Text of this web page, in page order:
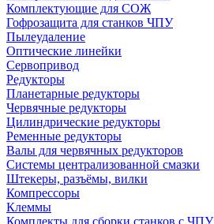
Комплектующие для СОЖ
Гофрозащита для станков ЧПУ
Пылеудаление
Оптические линейки
Сервопривод
Редукторы
Планетарные редукторы
Червячные редукторы
Цилиндрические редукторы
Ременные редукторы
Валы для червячных редукторов
Системы централизованной смазки
Штекеры, разъёмы, вилки
Компрессоры
Клеммы